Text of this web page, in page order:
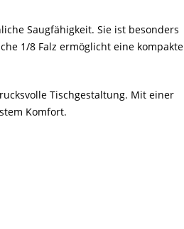
Saugfähigkeit. Sie ist besonders
1/8 Falz ermöglicht eine kompakte
Tischgestaltung. Mit einer
Komfort.